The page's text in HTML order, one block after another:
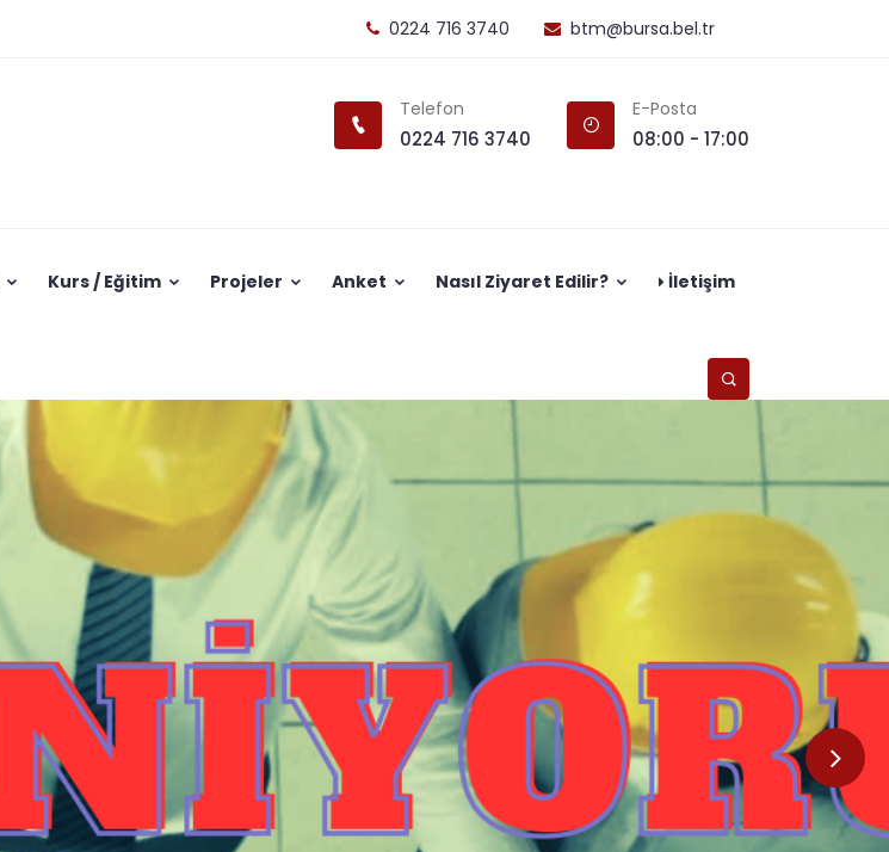
0224 716 3740 btm@bursa.bel.tr
Telefon
0224 716 3740
E-Posta
08:00 - 17:00
Kurs / Eğitim Projeler Anket Nasıl Ziyaret Edilir? İletişim